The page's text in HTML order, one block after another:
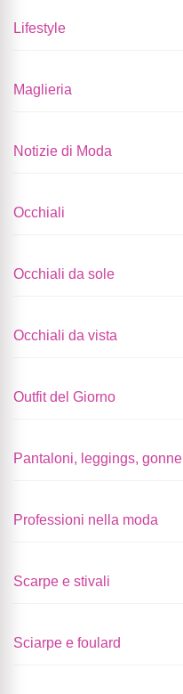
Lifestyle
Maglieria
Notizie di Moda
Occhiali
Occhiali da sole
Occhiali da vista
Outfit del Giorno
Pantaloni, leggings, gonne
Professioni nella moda
Scarpe e stivali
Sciarpe e foulard